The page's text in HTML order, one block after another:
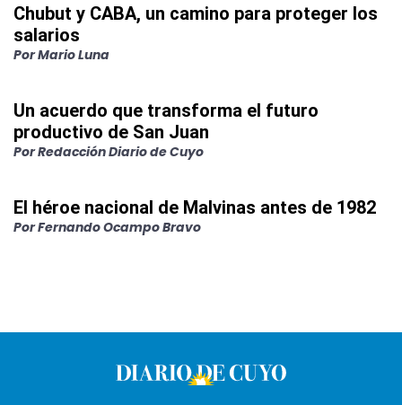
Chubut y CABA, un camino para proteger los
salarios
PorMario Luna
Un acuerdo que transforma el futuro
productivo de San Juan
PorRedacción Diario de Cuyo
El héroe nacional de Malvinas antes de 1982
PorFernando Ocampo Bravo